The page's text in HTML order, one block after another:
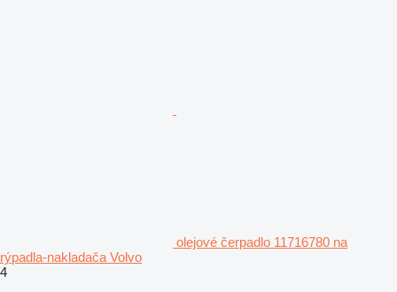
olejové čerpadlo 11716780 na
rýpadla-nakladača Volvo
4